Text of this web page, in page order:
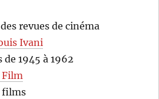
revues de cinéma
Ivani
1945 à 1962
Film
films